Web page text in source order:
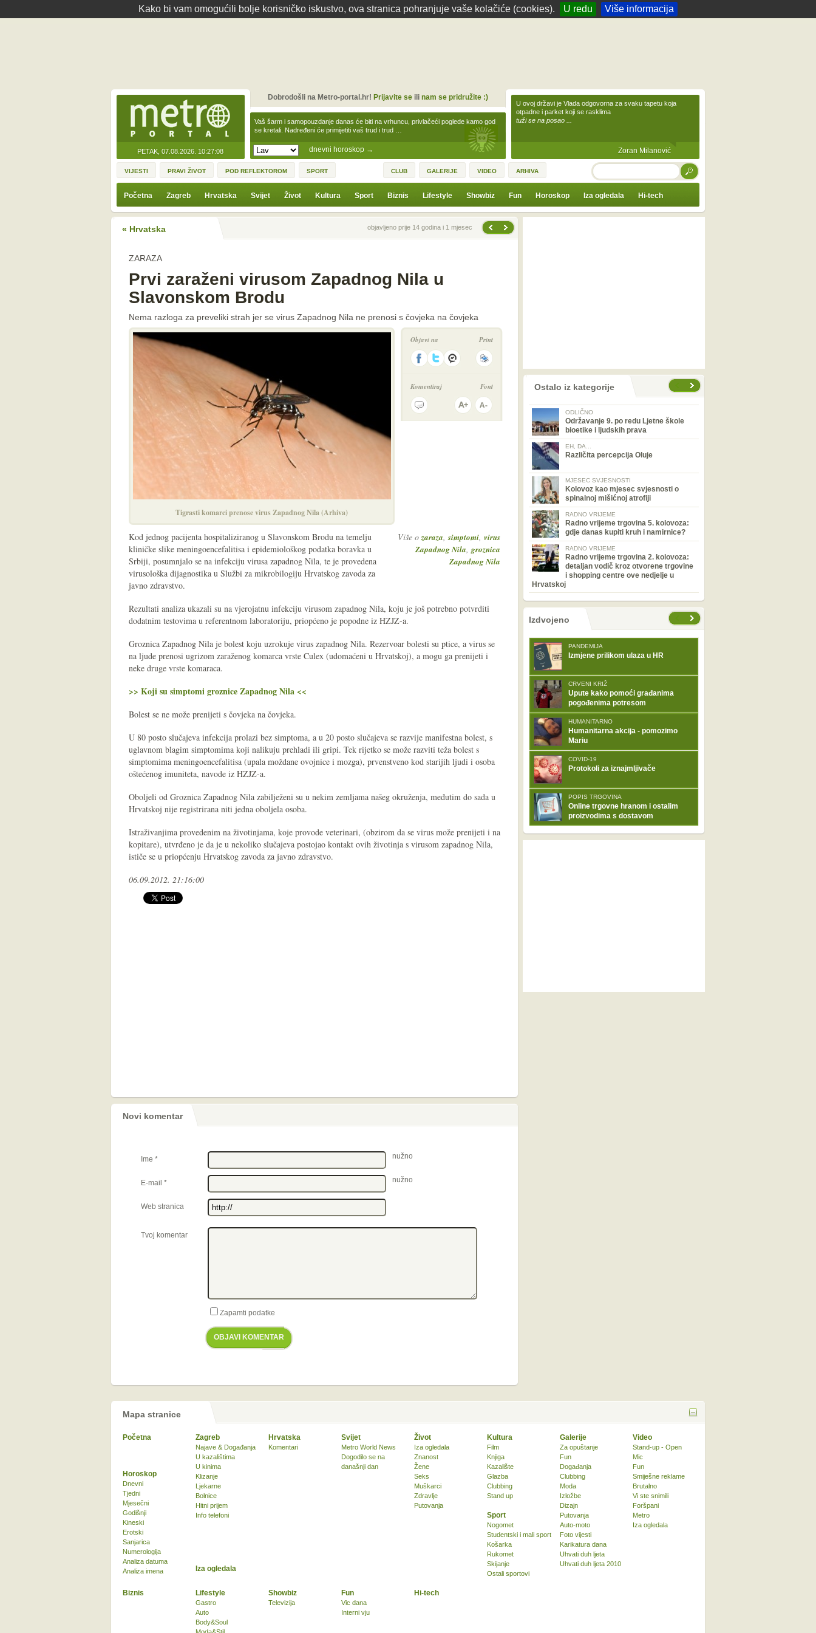
Kako bi vam omogućili bolje korisničko iskustvo, ova stranica pohranjuje vaše kolačiće (cookies). U redu Više informacija
PETAK, 07.08.2026. 10:27:08 dnevni horoskop →
Vaš šarm i samopouzdanje danas će biti na vrhuncu, privlačeći poglede kamo god
se kretali. Nadređeni će primijetiti vaš trud i trud …
Dobrodošli na Metro-portal.hr! Prijavite seili nam se pridružite :)
U ovoj državi je Vlada odgovorna za svaku tapetu koja
otpadne i parket koji se rasklima
tuži se na posao ...
Zoran Milanović
VIJESTI PRAVI ŽIVOT POD REFLEKTOROM SPORT CLUB GALERIJE VIDEO ARHIVA TRAŽI
Početna Zagreb Hrvatska Svijet Život Kultura Sport Biznis Lifestyle Showbiz Fun Horoskop Iza ogledala Hi-tech
« Hrvatska Prethodna vijestobjavljeno prije 14 godina i 1 mjesec
ZARAZA
Prvi zaraženi virusom Zapadnog Nila u
Slavonskom Brodu
Nema razloga za preveliki strah jer se virus Zapadnog Nila ne prenosi s čovjeka na čovjeka
Tigrasti komarci prenose virus Zapadnog Nila (Arhiva)
Objavi na Print
Komentiraj Font
Više ozaraza,simptomi, virus
Zapadnog Nila, groznica
Zapadnog Nila
Kod jednog pacijenta hospitaliziranog u Slavonskom Brodu na temelju
kliničke slike meningoencefalitisa i epidemiološkog podatka boravka u
Srbiji, posumnjalo se na infekciju virusa zapadnog Nila, te je provedena
virusološka dijagnostika u Službi za mikrobilogiju Hrvatskog zavoda za
javno zdravstvo.
Rezultati analiza ukazali su na vjerojatnu infekciju virusom zapadnog Nila, koju je još potrebno potvrditi
dodatnim testovima u referentnom laboratoriju, priopćeno je popodne iz HZJZ-a.
Groznica Zapadnog Nila je bolest koju uzrokuje virus zapadnog Nila. Rezervoar bolesti su ptice, a virus se
na ljude prenosi ugrizom zaraženog komarca vrste Culex (udomaćeni u Hrvatskoj), a mogu ga prenijeti i
neke druge vrste komaraca.
>> Koji su simptomi groznice Zapadnog Nila <<
Bolest se ne može prenijeti s čovjeka na čovjeka.
U 80 posto slučajeva infekcija prolazi bez simptoma, a u 20 posto slučajeva se razvije manifestna bolest, s
uglavnom blagim simptomima koji nalikuju prehladi ili gripi. Tek rijetko se može razviti teža bolest s
simptomima meningoencefalitisa (upala moždane ovojnice i mozga), prvenstveno kod starijih ljudi i osoba
oštećenog imuniteta, navode iz HZJZ-a.
Oboljeli od Groznica Zapadnog Nila zabilježeni su u nekim zemljama našeg okruženja, međutim do sada u
Hrvatskoj nije registrirana niti jedna oboljela osoba.
Istraživanjima provedenim na životinjama, koje provode veterinari, (obzirom da se virus može prenijeti i na
kopitare), utvrđeno je da je u nekoliko slučajeva postojao kontakt ovih životinja s virusom zapadnog Nila,
ističe se u priopćenju Hrvatskog zavoda za javno zdravstvo.
06.09.2012. 21:16:00
Novi komentar
Ime * nužno
E-mail * nužno
Web stranica
Tvoj komentar
Zapamti podatke
OBJAVI KOMENTAR
prethodno Ostalo iz kategorije
ODLIČNO
Održavanje 9. po redu Ljetne škole
bioetike i ljudskih prava
EH, DA...
Različita percepcija Oluje
MJESEC SVJESNOSTI
Kolovoz kao mjesec svjesnosti o
spinalnoj mišićnoj atrofiji
RADNO VRIJEME
Radno vrijeme trgovina 5. kolovoza:
gdje danas kupiti kruh i namirnice?
RADNO VRIJEME
Radno vrijeme trgovina 2. kolovoza:
detaljan vodič kroz otvorene trgovine
i shopping centre ove nedjelje u
Hrvatskoj
nema prethodne stranice
sljedećeIzdvojeno
PANDEMIJA
Izmjene prilikom ulaza u HR
CRVENI KRIŽ
Upute kako pomoći građanima
pogođenima potresom
HUMANITARNO
Humanitarna akcija - pomozimo
Mariu
COVID-19
Protokoli za iznajmljivače
POPIS TRGOVINA
Online trgovne hranom i ostalim
proizvodima s dostavom
Mapa stranice
Početna Zagreb
Najave & Događanja
U kazalištima
U kinima
Klizanje
Ljekarne
Bolnice
Hitni prijem
Info telefoni
Hrvatska
Komentari
Svijet
Metro World News
Dogodilo se na
današnji dan
Život
Iza ogledala
Znanost
Žene
Seks
Muškarci
Zdravlje
Putovanja
Kultura
Film
Knjiga
Kazalište
Glazba
Clubbing
Stand up
Sport
Nogomet
Studentski i mali sport
Košarka
Rukomet
Skijanje
Ostali sportovi
Biznis Lifestyle
Gastro
Auto
Body&Soul
Showbiz
Televizija
Fun
Vic dana
Interni vju
Horoskop
Dnevni
Tjedni
Mjesečni
Godišnji
Kineski
Erotski
Sanjarica
Numerologija
Analiza datuma
Analiza imena
Iza ogledala
Hi-tech
Galerije
Za opuštanje
Fun
Događanja
Clubbing
Moda
Izložbe
Dizajn
Putovanja
Auto-moto
Foto vijesti
Karikatura dana
Uhvati duh ljeta
Uhvati duh ljeta 2010
Video
Stand-up - Open
Mic
Fun
Smiješne reklame
Brutalno
Vi ste snimili
Foršpani
Metro
Iza ogledala